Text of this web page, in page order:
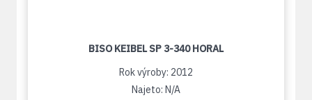
BISO KEIBEL SP 3-340 HORAL
Rok výroby: 2012
Najeto: N/A